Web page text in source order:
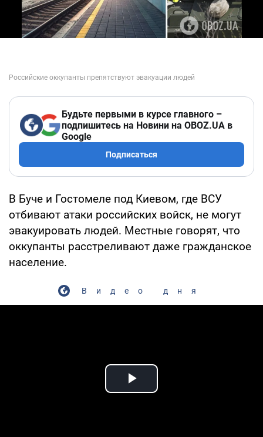
Будьте первыми в курсе главного –
подпишитесь на Новини на OBOZ.UA в
Google
Подписаться
В Буче и Гостомеле под Киевом, где ВСУ
отбивают атаки российских войск, не могут
эвакуировать людей. Местные говорят, что
оккупанты расстреливают даже гражданское
население.
Видео дня
Play Video